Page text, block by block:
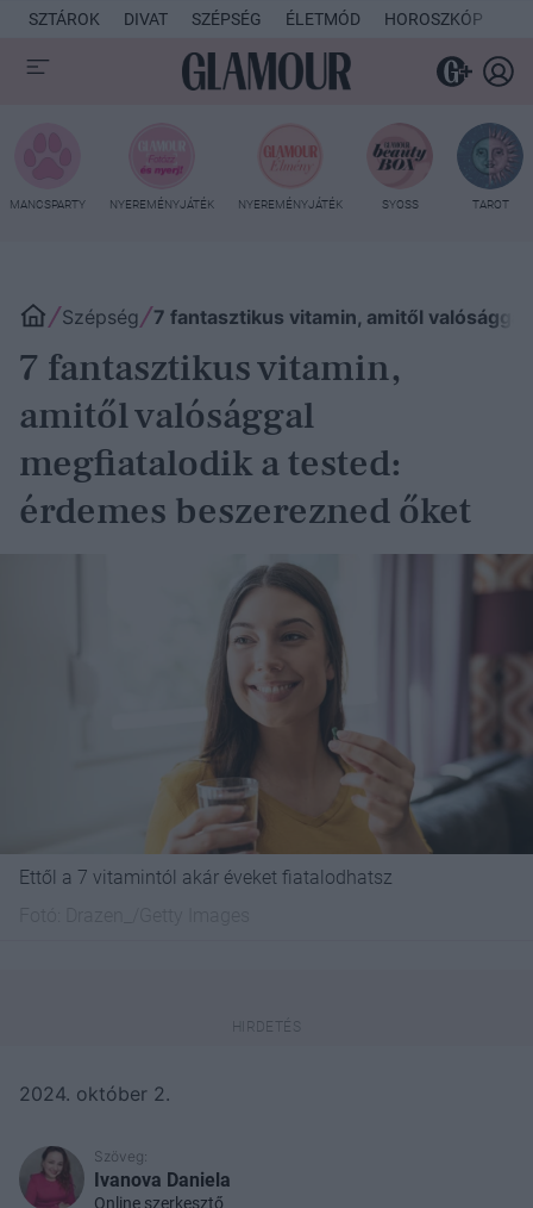
SZTÁROK DIVAT SZÉPSÉG ÉLETMÓD HOROSZKÓP
MANCSPARTY NYEREMÉNYJÁTÉK NYEREMÉNYJÁTÉK SYOSS TAROT
Szépség 7 fantasztikus vitamin, amitől
7 fantasztikus vitamin,
amitől valósággal
megfiatalodik a tested:
érdemes beszerezned őket
Ettől a 7 vitamintól akár éveket fiatalodhatsz
2024. október 2.
Szöveg:
Ivanova Daniela
Online szerkesztő